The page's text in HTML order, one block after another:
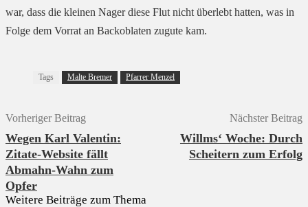
war, dass die kleinen Nager diese Flut nicht überlebt hatten, was in
Folge dem Vorrat an Backoblaten zugute kam.
Tags Malte Bremer Pfarrer Menzel
Vorheriger Beitrag
Wegen Karl Valentin:
Zitate-Website fällt
Abmahn-Wahn zum
Opfer
Nächster Beitrag
Willms‘ Woche: Durch
Scheitern zum Erfolg
Weitere Beiträge zum Thema